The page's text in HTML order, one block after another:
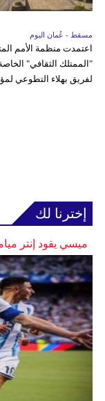
مسقط - عُمان اليوم
اعتمدت منظمة الأمم
"الممتلك الثقافي"
لفريق بهلاء التطوعي
إخترنا لك
ميسي يقود إنتر